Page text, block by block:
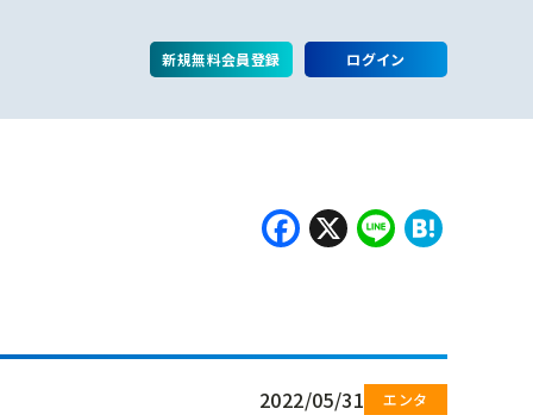
新規無料会員登録 ログイン
Facebook
X Line
2022/05/31